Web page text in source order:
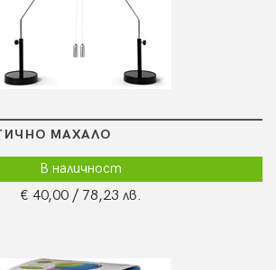
МАХАЛО
В наличност
€ 40,00 / 78,23 лв.